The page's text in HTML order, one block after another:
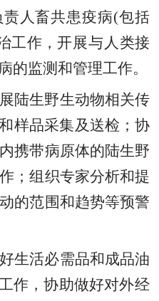
人畜共患疫病(包括
工作 ，开展与人类接
的监测和管理工作。
陆生野生动物相关传
样品采集及送检；协
携带病原体的陆生野
；组织专家分析和提
的范围和趋势等预警
生活必需品和成品油
作 ，协助做好对外经